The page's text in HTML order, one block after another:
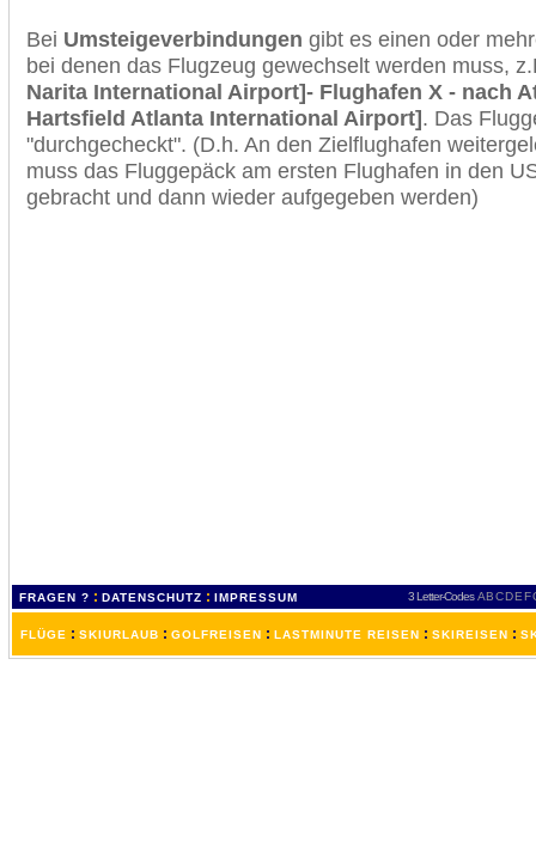
Bei Umsteigeverbindungen gibt es einen oder
bei denen das Flugzeug gewechselt werden muss,
Narita International Airport]- Flughafen X - nach
Hartsfield Atlanta International Airport]. Das
"durchgecheckt". (D.h. An den Zielflughafen
muss das Fluggepäck am ersten Flughafen in den
gebracht und dann wieder aufgegeben werden)
FRAGEN ? : DATENSCHUTZ : IMPRESSUM 3 Letter-Codes ABCDEF
FLÜGE : SKIURLAUB : GOLFREISEN : LASTMINUTE REISEN : SKIREISEN :